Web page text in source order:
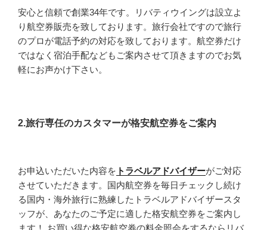
安心と信頼で創業34年です。リバティウイングは設立よ
り航空券販売を致しております。旅行会社ですので旅行
のプロが電話予約の対応を致しております。航空券だけ
ではなく宿泊手配などもご案内させて頂きますのでお気
軽にお声かけ下さい。
2.旅行専任のカスタマーが格安航空券をご案内
お申込いただいた内容を トラベルアドバイザーがご対応
させていただきます。国内航空券を毎日チェックし続け
る国内・海外旅行に熟練したトラベルアドバイザースタ
ッフが、あなたのご予定に適した格安航空券をご案内し